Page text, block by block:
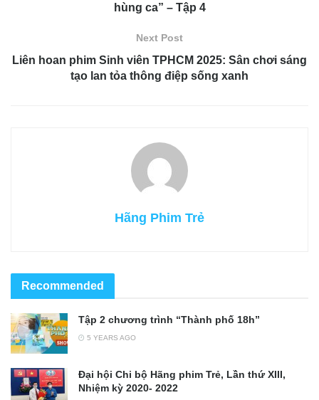
hùng ca” – Tập 4
Next Post
Liên hoan phim Sinh viên TPHCM 2025: Sân chơi sáng
tạo lan tỏa thông điệp sống xanh
Hãng Phim Trẻ
Recommended
Tập 2 chương trình “Thành phố 18h”
5 YEARS AGO
Đại hội Chi bộ Hãng phim Trẻ, Lần thứ XIII,
Nhiệm kỳ 2020- 2022